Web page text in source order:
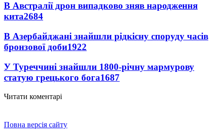
В Австралії дрон випадково зняв народження
кита2684
В Азербайджані знайшли рідкісну споруду часів
бронзової доби1922
У Туреччині знайшли 1800-річну мармурову
статую грецького бога1687
Читати коментарі
Повна версія сайту